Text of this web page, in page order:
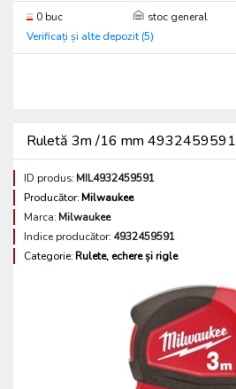
0 buc
stoc general
Verificați și alte depozit (5)
Ruletă 3m /16 mm 4932459591
ID produs:MIL4932459591
Producător:Milwaukee
Marca:Milwaukee
Indice producător: 4932459591
Categorie:Rulete, echere și rigle